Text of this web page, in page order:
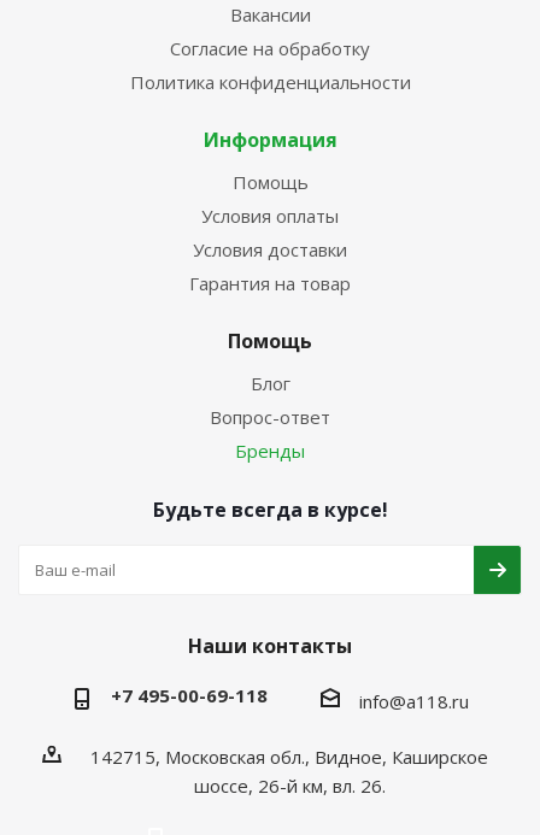
Вакансии
Согласие на обработку
Политика конфиденциальности
Информация
Помощь
Условия оплаты
Условия доставки
Гарантия на товар
Помощь
Блог
Вопрос-ответ
Бренды
Будьте всегда в курсе!
Наши контакты
+7 495-00-69-118 info@a118.ru
142715, Московская обл., Видное, Каширское
шоссе, 26-й км, вл. 26.